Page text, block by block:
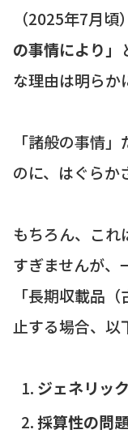
（2025年7月
の事情により」
な理由は明らか
「諸般の事情
のに、はぐらか
もちろん、これ
すぎませんが、
「長期収載品
止する場合、以
ジェネリッ
採算性の問